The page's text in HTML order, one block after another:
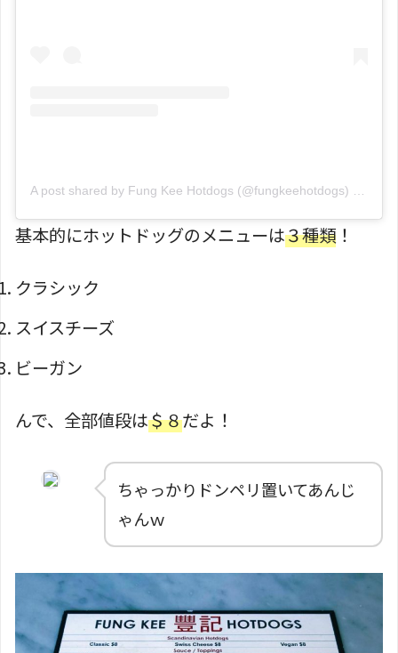
A post shared by Fung Kee Hotdogs (@fungkeehotdogs)
基本的にホットドッグのメニューは３種類 ！
クラシック
スイスチーズ
ビーガン
んで、全部値段は＄８だよ！
ちゃっかりドンペリ置いてあんじ
ゃんｗ